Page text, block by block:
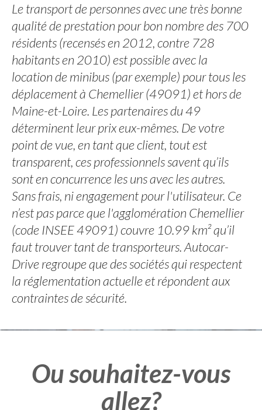
Le transport de personnes avec une très bonne
qualité de prestation pour bon nombre des 700
résidents (recensés en 2012, contre 728
habitants en 2010) est possible avec la
location de minibus (par exemple) pour tous les
déplacement à Chemellier (49091) et hors de
Maine-et-Loire. Les partenaires du 49
déterminent leur prix eux-mêmes. De votre
point de vue, en tant que client, tout est
transparent, ces professionnels savent qu’ils
sont en concurrence les uns avec les autres.
Sans frais, ni engagement pour l'utilisateur. Ce
n’est pas parce que l'agglomération Chemellier
(code INSEE 49091) couvre 10.99 km² qu’il
faut trouver tant de transporteurs. Autocar-
Drive regroupe que des sociétés qui respectent
la réglementation actuelle et répondent aux
contraintes de sécurité.
Ou souhaitez-vous
allez?